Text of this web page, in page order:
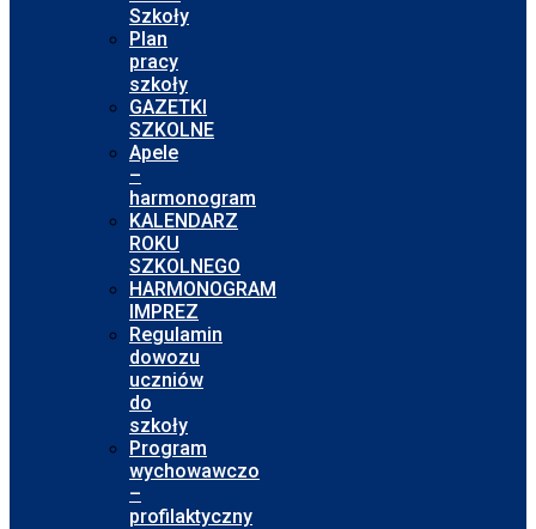
Szkoły
Plan
pracy
szkoły
GAZETKI
SZKOLNE
Apele
–
harmonogram
KALENDARZ
ROKU
SZKOLNEGO
HARMONOGRAM
IMPREZ
Regulamin
dowozu
uczniów
do
szkoły
Program
wychowawczo
–
profilaktyczny